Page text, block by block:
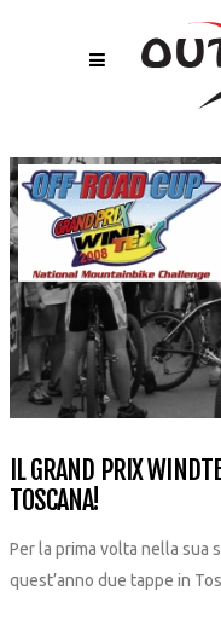
IL GRAND PRIX
TOSCANA!
Per la prima volta nella sua
quest’anno due tappe in